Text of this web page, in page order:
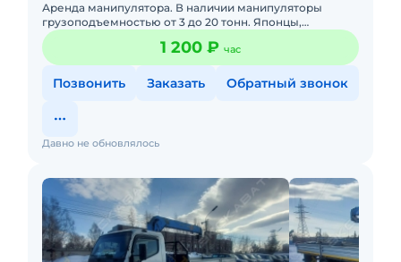
Аренда манипулятора. В наличии манипуляторы
грузоподъемностью от 3 до 20 тонн. Японцы,
отечественные, вездеходы. Опытные операторы.
Работаем круглосуточно1 200 ₽ час
Позвонить Заказать Обратный звонок
Давно не обновлялось